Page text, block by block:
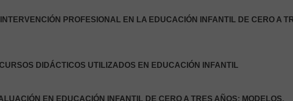
PROFESIONAL EN LA EDUCACIÓN INFANTIL DE CERO A
DIDÁCTICOS UTILIZADOS EN EDUCACIÓN INFANTIL
EN EDUCACIÓN INFANTIL DE CERO A TRES AÑOS: MODELOS,